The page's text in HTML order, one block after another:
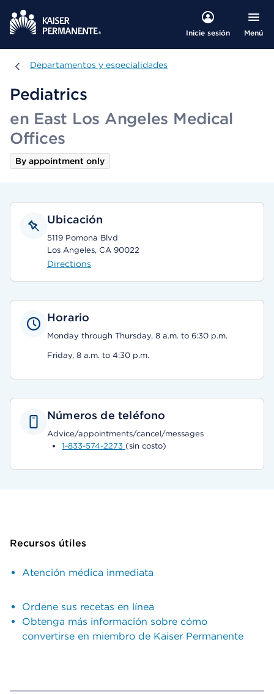
Inicie sesión Menú
Departamentos y especialidades
Departamentos y especialidades
Pediatrics
en East Los Angeles Medical
Offices
By appointment only
Ubicación
5119 Pomona Blvd
Los Angeles, CA 90022
Directions
Horario
Monday through Thursday, 8 a.m. to 6:30 p.m.
Friday, 8 a.m. to 4:30 p.m.
Números de teléfono
Advice/appointments/cancel/messages
1-833-574-2273 (sin costo)
Recursos útiles
Atención médica inmediata
Ordene sus recetas en línea
Obtenga más información sobre cómo
convertirse en miembro de Kaiser Permanente